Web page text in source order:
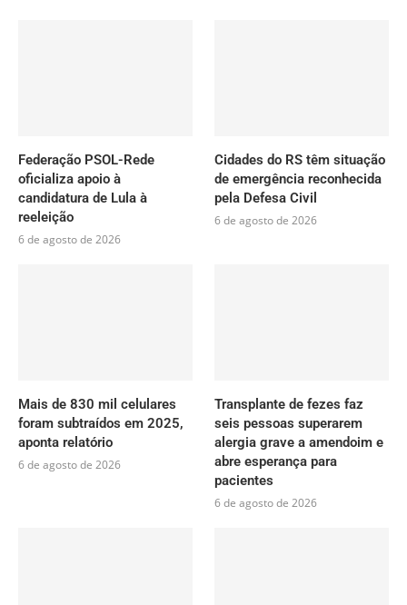
Federação PSOL-Rede
oficializa apoio à
candidatura de Lula à
reeleição
6 de agosto de 2026
Cidades do RS têm situação
de emergência reconhecida
pela Defesa Civil
6 de agosto de 2026
Mais de 830 mil celulares
foram subtraídos em 2025,
aponta relatório
6 de agosto de 2026
Transplante de fezes faz
seis pessoas superarem
alergia grave a amendoim e
abre esperança para
pacientes
6 de agosto de 2026